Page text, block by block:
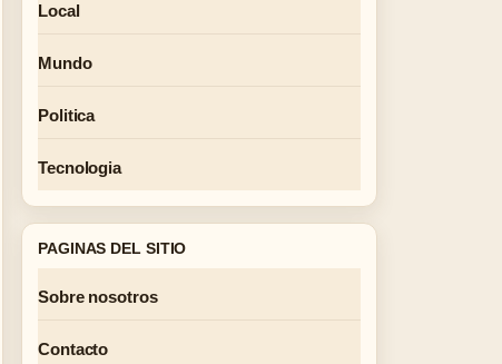
Local
Mundo
Politica
Tecnologia
PAGINAS DEL SITIO
Sobre nosotros
Contacto